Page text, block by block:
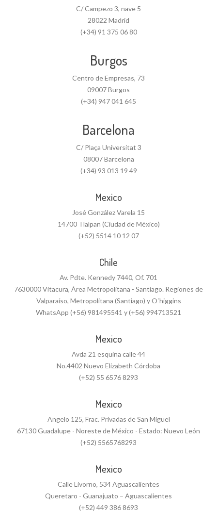
C/ Campezo 3, nave 5
28022 Madrid
(+34) 91 375 06 80
Burgos
Centro de Empresas, 73
09007 Burgos
(+34) 947 041 645
Barcelona
C/ Plaça Universitat 3
08007 Barcelona
(+34) 93 013 19 49
Mexico
José González Varela 15
14700 Tlalpan (Ciudad de México)
(+52) 5514 10 12 07
Chile
Av. Pdte. Kennedy 7440, Of. 701
7630000 Vitacura, Área Metropolitana - Santiago. Regiones de
Valparaíso, Metropolitana (Santiago) y O´higgins
WhatsApp (+56) 981495541 y (+56) 994713521
Mexico
Avda 21 esquina calle 44
No.4402 Nuevo Elizabeth Córdoba
(+52) 55 6576 8293
Mexico
Angelo 125, Frac. Privadas de San Miguel
67130 Guadalupe - Noreste de México - Estado: Nuevo León
(+52) 5565768293
Mexico
Calle Livorno, 534 Aguascalientes
Queretaro - Guanajuato – Aguascalientes
(+52) 449 386 8693